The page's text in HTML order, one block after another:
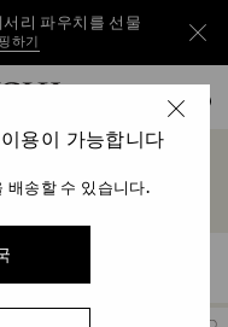
리 파우치를 선물
하기
리 파우치를 선물
리 파우치를 선물
요. 다양한 컬렉션 내 고급스러
성해 보세요.
용이 가능합니다
배송할 수 있습니다.